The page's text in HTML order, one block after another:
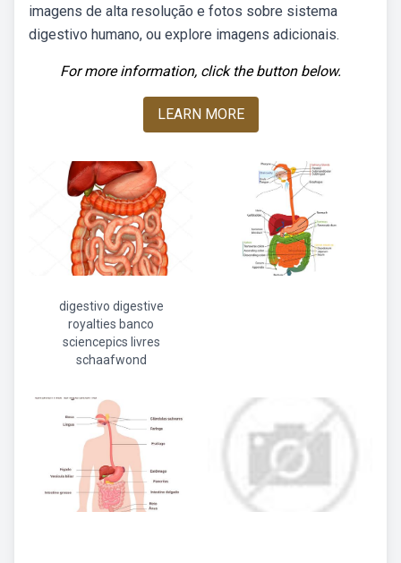
imagens de alta resolução e fotos sobre sistema
digestivo humano, ou explore imagens adicionais.
For more information, click the button below.
LEARN MORE
digestivo digestive
royalties banco
sciencepics livres
schaafwond